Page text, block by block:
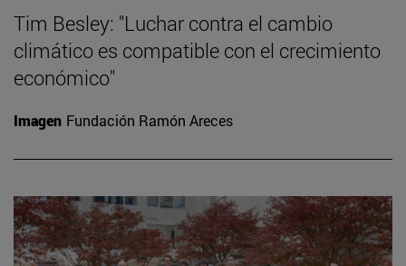
Tim Besley: "Luchar contra el cambio
climático es compatible con el crecimiento
económico"
Imagen Fundación Ramón Areces